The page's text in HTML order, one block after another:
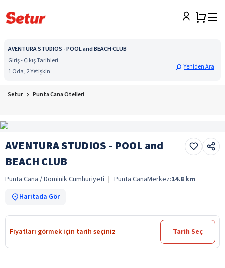
AVENTURA STUDIOS - POOL and BEACH CLUB
Giriş - Çıkış Tarihleri
1 Oda, 2 Yetişkin
Yeniden Ara
Setur Punta Cana Otelleri
AVENTURA STUDIOS - POOL and
BEACH CLUB
Punta Cana / Dominik Cumhuriyeti | Punta CanaMerkez:14.8 km
Haritada Gör
Fiyatları görmek için tarih seçiniz Tarih Seç